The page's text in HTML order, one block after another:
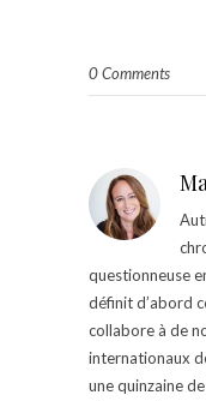
0 Comments
questionneuse
définit d’abord
collabore à de
internationaux
une quinzaine